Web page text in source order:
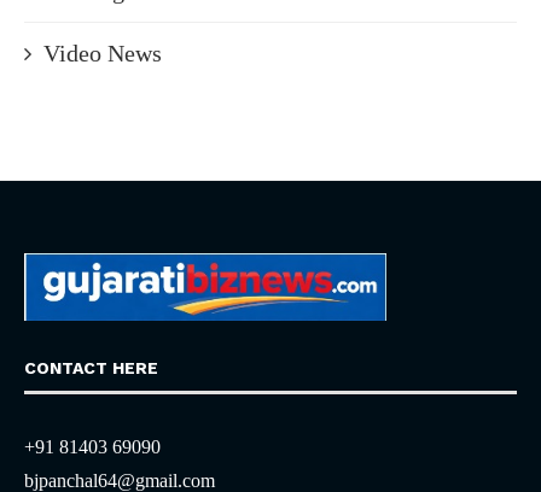
Video News
CONTACT HERE
+91 81403 69090
bjpanchal64@gmail.com